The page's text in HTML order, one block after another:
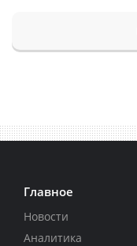
Главное
Новости
Аналитика